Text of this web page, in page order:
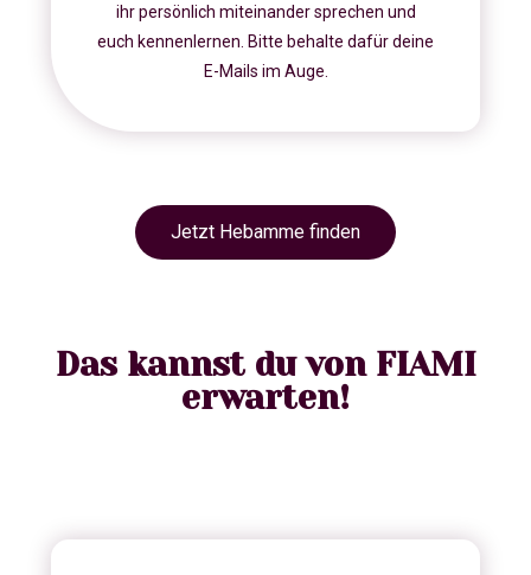
ihr persönlich miteinander sprechen und
euch kennenlernen. Bitte behalte dafür deine
E-Mails im Auge.
Jetzt Hebamme finden
Das kannst du von FIAMI
erwarten!